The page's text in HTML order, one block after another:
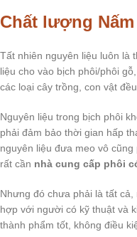
Chất lượng
Tất nhiên nguyên liệu luôn là
liệu cho vào bịch phôi/phôi
các loại cây trồng, con vật
Nguyên liệu trong bịch phôi
phải đảm bảo thời gian hấp
nguyên liệu đưa meo vô
rất cần nhà cung cấp phôi
Nhưng đó chưa phải là tất
hợp với người có kỹ thuật và
thành phẩm tốt, không điều